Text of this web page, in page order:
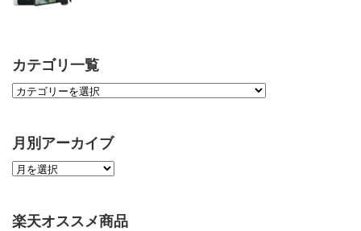
カテゴリ一覧
月別アーカイブ
楽天オススメ商品